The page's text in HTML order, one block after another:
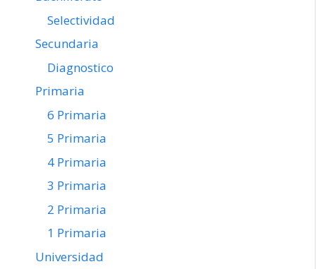
Selectividad
Secundaria
Diagnostico
Primaria
6 Primaria
5 Primaria
4 Primaria
3 Primaria
2 Primaria
1 Primaria
Universidad